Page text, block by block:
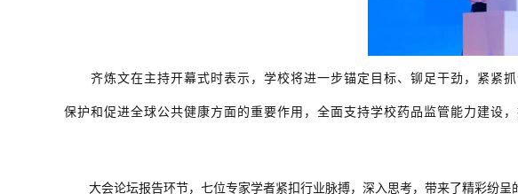
齐炼文在主持开幕式时表示，学校将进一步锚定目标、铆足干劲，紧紧
保护和促进全球公共健康方面的重要作用，全面支持学校药品监管能力建设，
大会论坛报告环节，七位专家学者紧扣行业脉搏，深入思考，带来了精彩纷